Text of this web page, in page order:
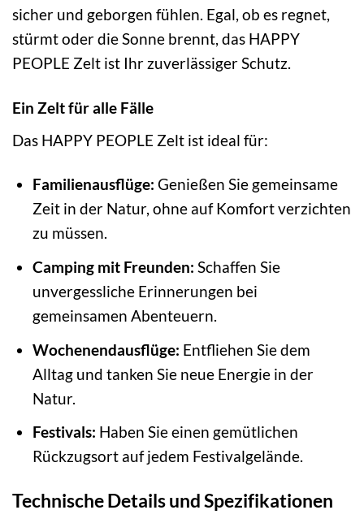
sicher und geborgen fühlen. Egal, ob es regnet,
stürmt oder die Sonne brennt, das HAPPY
PEOPLE Zelt ist Ihr zuverlässiger Schutz.
Ein Zelt für alle Fälle
Das HAPPY PEOPLE Zelt ist ideal für:
Familienausflüge: Genießen Sie gemeinsame
Zeit in der Natur, ohne auf Komfort verzichten
zu müssen.
Camping mit Freunden: Schaffen Sie
unvergessliche Erinnerungen bei
gemeinsamen Abenteuern.
Wochenendausflüge: Entfliehen Sie dem
Alltag und tanken Sie neue Energie in der
Natur.
Festivals: Haben Sie einen gemütlichen
Rückzugsort auf jedem Festivalgelände.
Technische Details und Spezifikationen